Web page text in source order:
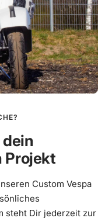
Projekt
Custom Vespa
steht Dir jederzeit zur